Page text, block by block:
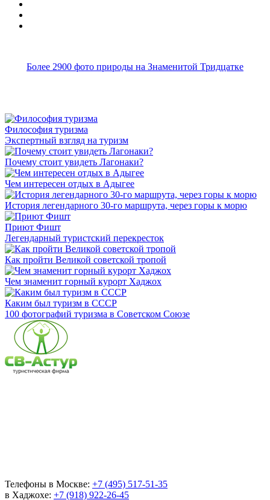
Более 2900 фото природы на Знаменитой Тридцатке
Философия туризма
Экспертный взгляд на туризм
Почему стоит увидеть Лагонаки?
Чем интересен отдых в Адыгее
История легендарного 30-го маршрута, через горы к морю
Приют Фишт
Легендарный туристский перекресток
Как пройти Великой советской тропой
Чем знаменит горный курорт Хаджох
Каким был туризм в СССР
100 фотографий туризма в Советском Союзе
Телефоны в Москве: +7 (495) 517-51-35
в Хаджохе: +7 (918) 922-26-45